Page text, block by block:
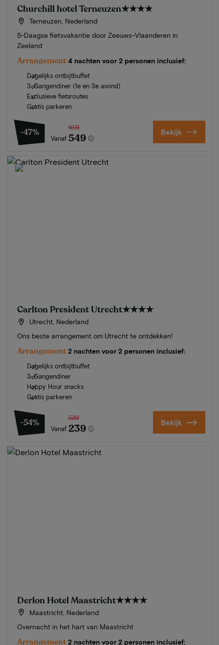
Churchill hotel Terneuzen★★★★
Terneuzen, Nederland
5-Daagse fietsvakantie door Zeeuws-Vlaanderen in
Zeeland
Arrangement 4 nachten voor 2 personen inclusief:
Dagelijks ontbijtbuffet
3-Gangendiner (1e en 3e avond)
Exclusieve fietsroutes
Gratis parkeren
-47%
Vanaf
1031
549 Bekijk
Carlton President Utrecht★★★★
Utrecht, Nederland
Ons beste arrangement om Utrecht te ontdekken!
Arrangement 2 nachten voor 2 personen inclusief:
Dagelijks ontbijtbuffet
3-Gangendiner
Happy Hour snacks
Gratis parkeren
-54%
Vanaf
520
239 Bekijk
Derlon Hotel Maastricht★★★★
Maastricht, Nederland
Overnacht in het hart van Maastricht
Arrangement 2 nachten voor 2 personen inclusief: